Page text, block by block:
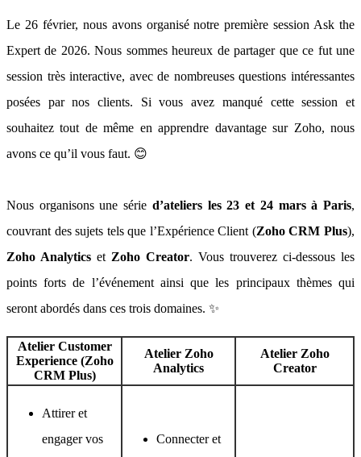
Le 26 février, nous avons organisé notre première session Ask the
Expert de 2026. Nous sommes heureux de partager que ce fut une
session très interactive, avec de nombreuses questions intéressantes
posées par nos clients. Si vous avez manqué cette session et
souhaitez tout de même en apprendre davantage sur Zoho, nous
avons ce qu’il vous faut. 😊
Nous organisons une série d’ateliers les 23 et 24 mars à Paris,
couvrant des sujets tels que l’Expérience Client (Zoho CRM Plus),
Zoho Analytics et Zoho Creator. Vous trouverez ci-dessous les
points forts de l’événement ainsi que les principaux thèmes qui
seront abordés dans ces trois domaines. ✨
Atelier Customer
Experience (Zoho
CRM Plus)
Atelier Zoho
Analytics
Atelier Zoho
Creator
Attirer et
engager vos
Connecter et